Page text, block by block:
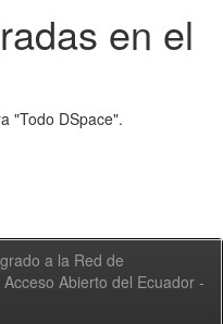
en el
"Todo DSpace".
a la Red de
Abierto del Ecuador -